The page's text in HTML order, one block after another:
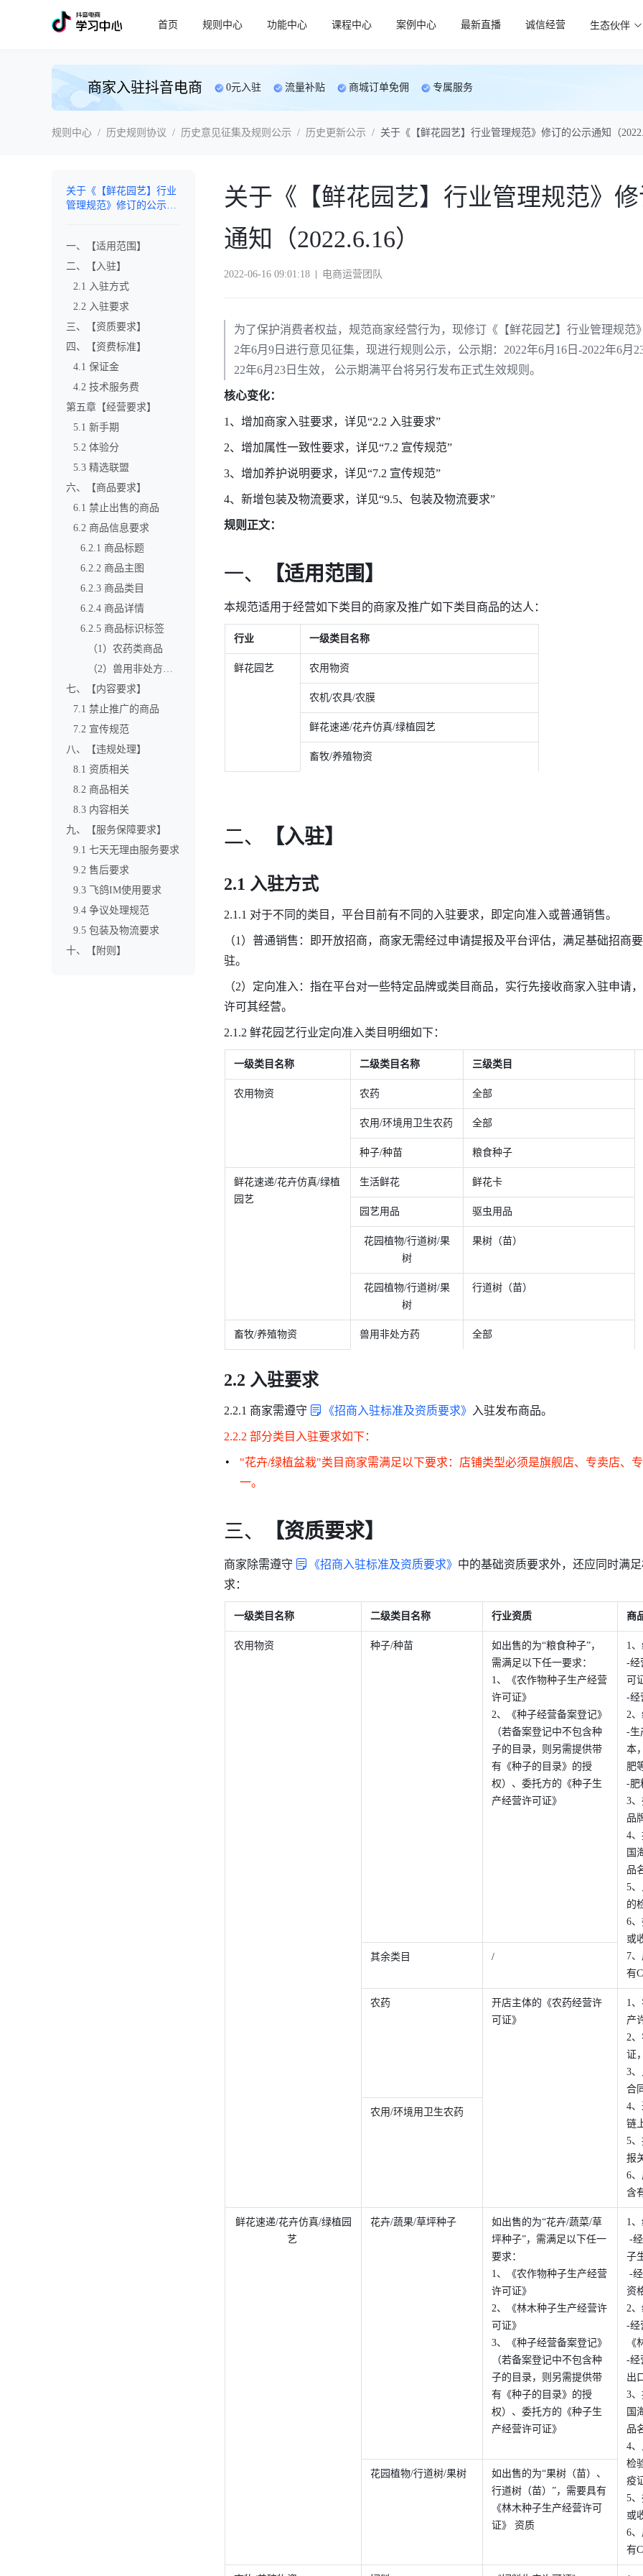
首页 规则中心 功能中心 课程中心 案例中心 最新直播 诚信经营 生态伙伴
商家入驻抖音电商 0元入驻 流量补贴 商城订单免佣 专属服务
规则中心 / 历史规则协议 / 历史意见征集及规则公示 / 历史更新公示 / 关于《【鲜花园艺】行业管理规范》修订的公示通知（
关于《【鲜花园艺】行业
管理规范》修订的公示通
一、【适用范围】
二、【入驻】
2.1 入驻方式
2.2 入驻要求
三、【资质要求】
四、【资费标准】
4.1 保证金
4.2 技术服务费
第五章【经营要求】
5.1 新手期
5.2 体验分
5.3 精选联盟
六、【商品要求】
6.1 禁止出售的商品
6.2 商品信息要求
6.2.1 商品标题
6.2.2 商品主图
6.2.3 商品类目
6.2.4 商品详情
6.2.5 商品标识标签
（1）农药类商品
（2）兽用非处方药类商品
七、【内容要求】
7.1 禁止推广的商品
7.2 宣传规范
八、【违规处理】
8.1 资质相关
8.2 商品相关
8.3 内容相关
九、【服务保障要求】
9.1 七天无理由服务要求
9.2 售后要求
9.3 飞鸽IM使用要求
9.4 争议处理规范
9.5 包装及物流要求
十、【附则】
关于《【鲜花园艺】行业管理规范》
通知（2022.6.16）
2022-06-16 09:01:18 电商运营团队
为了保护消费者权益，规范商家经营行为，现修订《【鲜花园艺】行业管理规范
2年6月9日进行意见征集，现进行规则公示，公示期：2022年6月16日-2022年6月
22年6月23日生效， 公示期满平台将另行发布正式生效规则。
核心变化：
1、增加商家入驻要求，详见“2.2 入驻要求”
2、增加属性一致性要求，详见“7.2 宣传规范”
3、增加养护说明要求，详见“7.2 宣传规范”
4、新增包装及物流要求，详见“9.5、包装及物流要求”
规则正文：
一、 【适用范围】
本规范适用于经营如下类目的商家及推广如下类目商品的达人：
行业 一级类目名称
鲜花园艺 农用物资
农机/农具/农膜
鲜花速递/花卉仿真/绿植园艺
畜牧/养殖物资
二、 【入驻】
2.1 入驻方式
2.1.1 对于不同的类目，平台目前有不同的入驻要求，即定向准入或普通销售。
（1）普通销售：即开放招商，商家无需经过申请提报及平台评估，满足基础招商
驻。
（2）定向准入：指在平台对一些特定品牌或类目商品，实行先接收商家入驻申请
许可其经营。
2.1.2 鲜花园艺行业定向准入类目明细如下：
一级类目名称 二级类目名称 三级类目
农用物资 农药 全部
全部
种子/种苗 粮食种子
鲜花速递/花卉仿真/绿植
园艺
生活鲜花 鲜花卡
园艺用品 驱虫用品
花园植物/行道树/果
树
果树（苗）
花园植物/行道树/果
树
行道树（苗）
畜牧/养殖物资 兽用非处方药 全部
2.2 入驻要求
2.2.1 商家需遵守 《招商入驻标准及资质要求》 入驻发布商品。
2.2.2 部分类目入驻要求如下：
"花卉/绿植盆栽"类目商家需满足以下要求：店铺类型必须是旗舰店、专卖店、
一。
三、 【资质要求】
商家除需遵守 《招商入驻标准及资质要求》 中的基础资质要求外，还应同时满
求：
一级类目名称 二级类目名称 行业资质 商
农用物资 种子/种苗
如出售的为“粮食种子”，
需满足以下任一要求：
1、《农作物种子生产经营
许可证》
2、《种子经营备案登记》
（若备案登记中不包含种
子的目录，则另需提供带
有《种子的目录》的授
权）、委托方的《种子生
产经营许可证》
1
-经
可
-经
2
-生
本
肥
-肥
3
品
4
国
品
5
的
6
或
7
有
其余类目 /
农药
开店主体的《农药经营许
可证》
1
产
2
证
3
合
4
链
5
报
6
含
农用/环境用卫生农药
鲜花速递/花卉仿真/绿植园
艺
花卉/蔬果/草坪种子
如出售的为“花卉/蔬菜/草
坪种子”，需满足以下任一
要求：
1、《农作物种子生产经营
许可证》
2、《林木种子生产经营许
可证》
3、《种子经营备案登记》
（若备案登记中不包含种
子的目录，则另需提供带
有《种子的目录》的授
权）、委托方的《种子生
产经营许可证》
1
子
资
2
-经
《
-经
出
3
国
品
4
检
疫
5
或
6
有
花园植物/行道树/果树
如出售的为“果树（苗）、
行道树（苗）”，需要具有
《林木种子生产经营许可
证》 资质